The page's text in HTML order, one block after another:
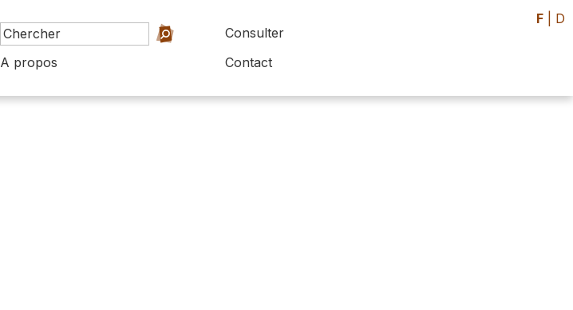
Consulter
A propos Contact
F D